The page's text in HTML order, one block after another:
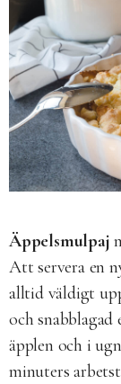
Äppelsmulpaj
Att servera en
alltid väldigt
och
äpplen och i
minuters